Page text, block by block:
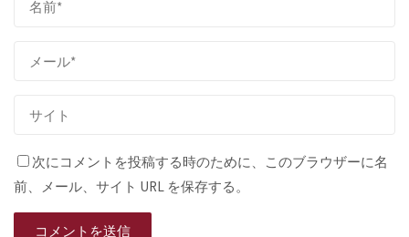
次にコメントを投稿する時のために、このブラウザーに名
前、メール、サイト URL を保存する。